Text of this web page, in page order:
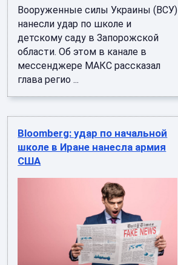
Вооруженные силы Украины (ВСУ)
нанесли удар по школе и
детскому саду в Запорожской
области. Об этом в канале в
мессенджере МАКС рассказал
глава регио ...
Bloomberg: удар по начальной
школе в Иране нанесла армия
США